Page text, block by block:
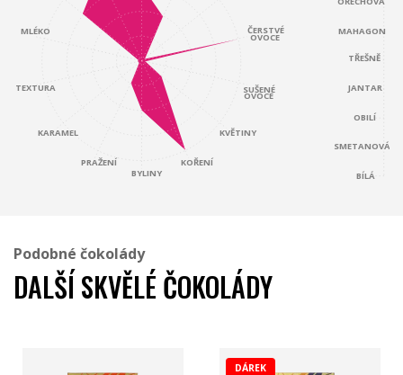
MAHAGON
TŘEŠNĚ
JANTAR
OBILÍ
SMETANOVÁ
BÍLÁ
ČERSTVÉ
OVOCE
SUŠENÉ
OVOCE
KVĚTINY
KOŘENÍ
BYLINY
PRAŽENÍ
KARAMEL
TEXTURA
MLÉKO
Podobné čokolády
DALŠÍ SKVĚLÉ ČOKOLÁDY
DÁREK